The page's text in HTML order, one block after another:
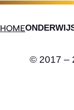
HOME
© 2017 –